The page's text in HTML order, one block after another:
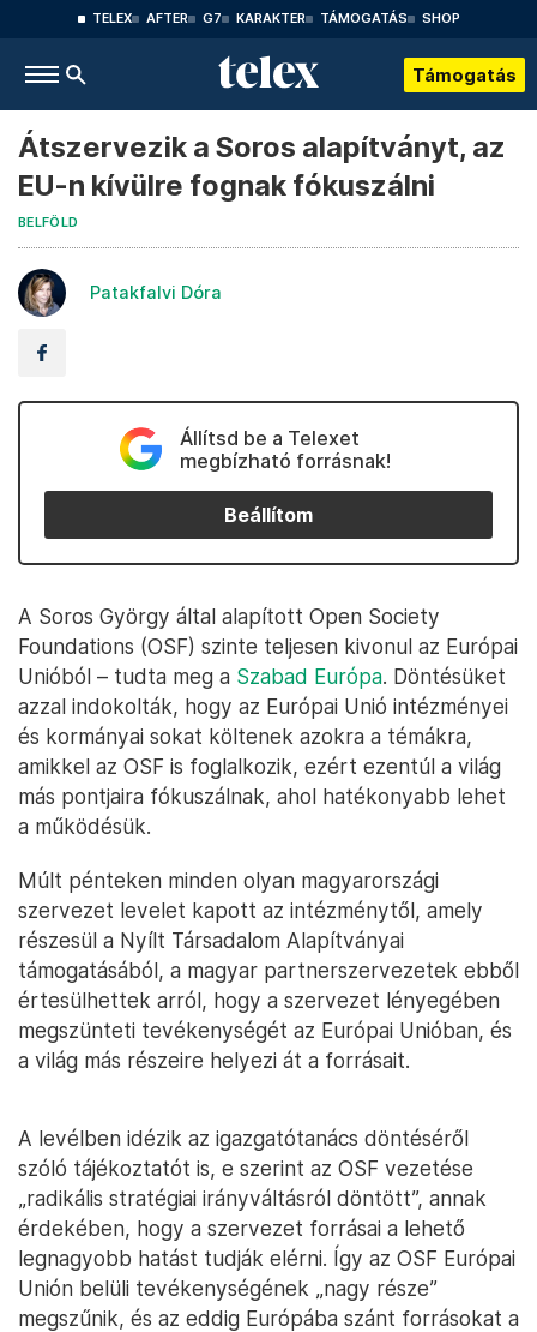
TELEX AFTER G7 KARAKTER TÁMOGATÁS SHOP
Támogatás
Átszervezik a Soros alapítványt, az
EU-n kívülre fognak fókuszálni
BELFÖLD
Patakfalvi Dóra
Állítsd be a Telexet
megbízható forrásnak!
Beállítom
A Soros György által alapított Open Society
Foundations (OSF) szinte teljesen kivonul az Európai
Unióból – tudta meg a Szabad Európa. Döntésüket
azzal indokolták, hogy az Európai Unió intézményei
és kormányai sokat költenek azokra a témákra,
amikkel az OSF is foglalkozik, ezért ezentúl a világ
más pontjaira fókuszálnak, ahol hatékonyabb lehet
a működésük.
Múlt pénteken minden olyan magyarországi
szervezet levelet kapott az intézménytől, amely
részesül a Nyílt Társadalom Alapítványai
támogatásából, a magyar partnerszervezetek ebből
értesülhettek arról, hogy a szervezet lényegében
megszünteti tevékenységét az Európai Unióban, és
a világ más részeire helyezi át a forrásait.
A levélben idézik az igazgatótanács döntéséről
szóló tájékoztatót is, e szerint az OSF vezetése
„radikális stratégiai irányváltásról döntött”, annak
érdekében, hogy a szervezet forrásai a lehető
legnagyobb hatást tudják elérni. Így az OSF Európai
Unión belüli tevékenységének „nagy része”
megszűnik, és az eddig Európába szánt forrásokat a